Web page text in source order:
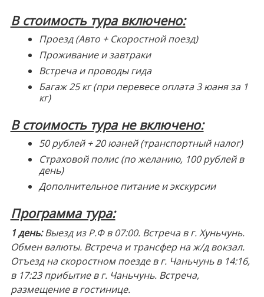
В стоимость тура включено:
Проезд (Авто + Скоростной поезд)
Проживание и завтраки
Встреча и проводы гида
Багаж 25 кг (при перевесе оплата 3 юаня за 1
кг)
В стоимость тура не включено:
50 рублей + 20 юаней (транспортный налог)
Страховой полис (по желанию, 100 рублей в
день)
Дополнительное питание и экскурсии
Программа тура:
1 день:Выезд из Р.Ф в 07:00. Встреча в г. Хуньчунь.
Обмен валюты. Встреча и трансфер на ж/д вокзал.
Отъезд на скоростном поезде в г. Чаньчунь в 14:16,
в 17:23 прибытие в г. Чаньчунь. Встреча,
размещение в гостинице.